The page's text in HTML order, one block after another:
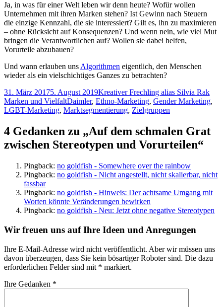
Ja, in was für einer Welt leben wir denn heute? Wofür wollen
Unternehmen mit ihren Marken stehen? Ist Gewinn nach Steuern
die einzige Kennzahl, die sie interessiert? Gilt es, ihn zu maximieren
– ohne Rücksicht auf Konsequenzen? Und wenn nein, wie viel Mut
bringen die Verantwortlichen auf? Wollen sie dabei helfen,
Vorurteile abzubauen?
Und wann erlauben unsAlgorithmen eigentlich, den Menschen
wieder als ein vielschichtiges Ganzes zu betrachten?
Veröffentlicht
am
31. März 20175. August 2019Autor
Kreativer Frechling alias Silvia Rak
Marken und VielfaltTags
Daimler, Ethno-Marketing, Gender Marketing,
LGBT-Marketing, Marktsegmentierung, Zielgruppen
4 Gedanken zu „Auf dem schmalen Grat
zwischen Stereotypen und Vorurteilen“
Pingback: no goldfish - Somewhere over the rainbow
Pingback: no goldfish - Nicht angestellt, nicht skalierbar, nicht
fassbar
Pingback: no goldfish - Hinweis: Der achtsame Umgang mit
Worten könnte Veränderungen bewirken
Pingback: no goldfish - Neu: Jetzt ohne negative Stereotypen
Wir freuen uns auf Ihre Ideen und Anregungen
Ihre E-Mail-Adresse wird nicht veröffentlicht. Aber wir müssen uns
davon überzeugen, dass Sie kein bösartiger Roboter sind. Die dazu
erforderlichen Felder sind mit * markiert.
Ihre Gedanken *